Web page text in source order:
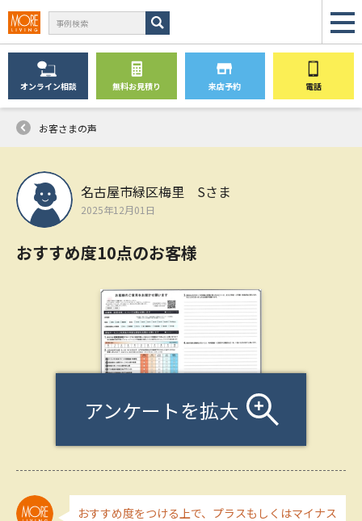
オンライン相談 無料お見積り 来店予約 電話
お客さまの声
名古屋市緑区梅里 Sさま
2025年12月01日
おすすめ度10点のお客様
アンケートを拡大
おすすめ度をつける上で、プラスもしくはマイナス